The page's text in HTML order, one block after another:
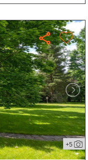
+5